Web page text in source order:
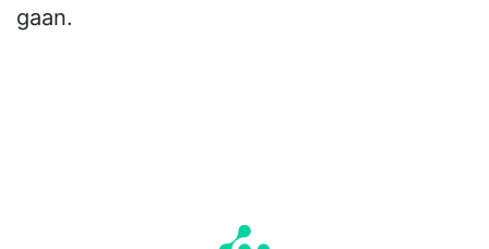
gaan.